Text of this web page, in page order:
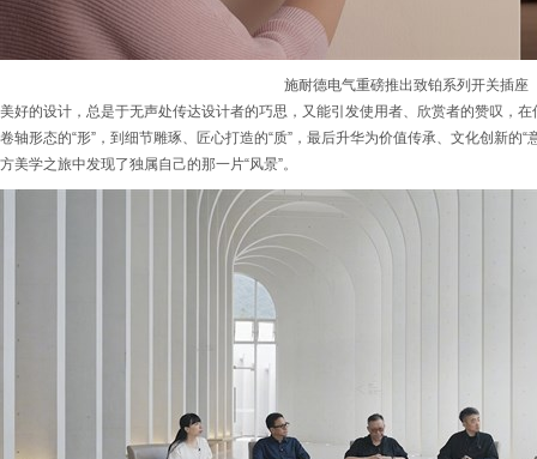
施耐德电气重磅推出致铂系列开关插座
美好的设计，总是于无声处传达设计者的巧思，又能引发使用者、欣赏者的赞叹，
卷轴形态的“形”，到细节雕琢、匠心打造的“质”，最后升华为价值传承、文化创新的“
方美学之旅中发现了独属自己的那一片“风景”。